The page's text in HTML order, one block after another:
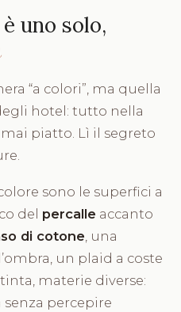
uno solo,
“a colori”, ma quella
hotel: tutto nella
piatto. Lì il segreto
sono le superfici a
del percalle accanto
di cotone, una
un plaid a coste
materie diverse:
senza percepire